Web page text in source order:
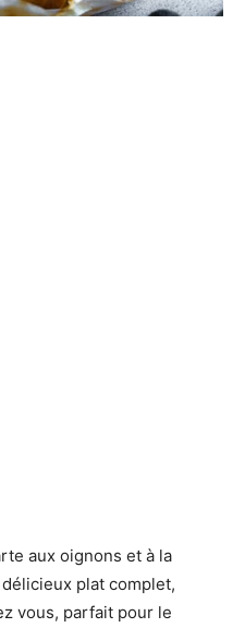
aux oignons et à la
plat complet,
vous, parfait pour le